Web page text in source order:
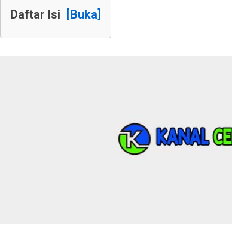
Daftar Isi [Buka]